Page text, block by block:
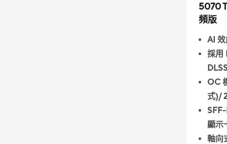
5070
頻版
AI 效
採用
OC
式)/
顯示
軸向